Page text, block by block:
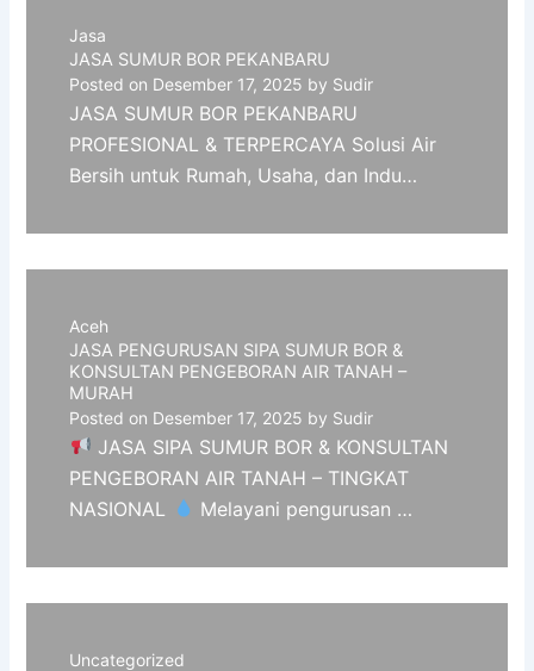
Jasa
JASA SUMUR BOR PEKANBARU
Posted on Desember 17, 2025 by Sudir
JASA SUMUR BOR PEKANBARU
PROFESIONAL & TERPERCAYA Solusi Air
Bersih untuk Rumah, Usaha, dan Indu…
Aceh
JASA PENGURUSAN SIPA SUMUR BOR &
KONSULTAN PENGEBORAN AIR TANAH –
MURAH
Posted on Desember 17, 2025 by Sudir
JASA SIPA SUMUR BOR & KONSULTAN
PENGEBORAN AIR TANAH – TINGKAT
NASIONAL
Melayani pengurusan …
Uncategorized